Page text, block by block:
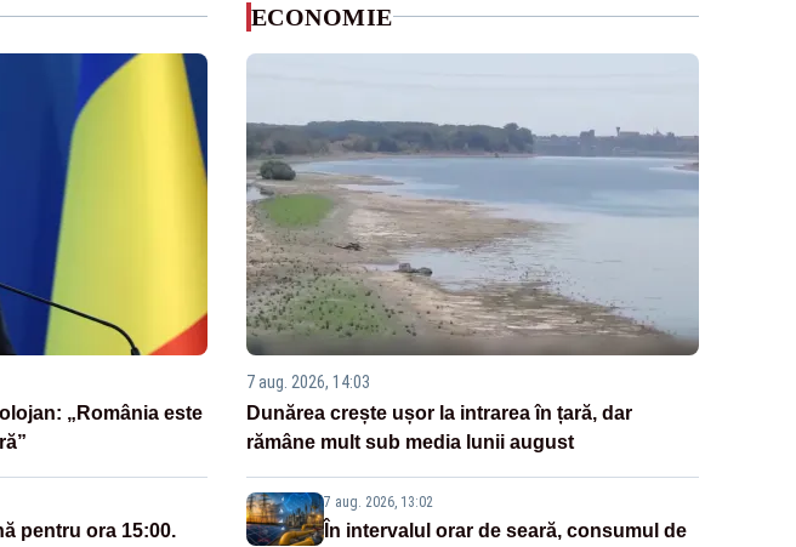
„România este
pentru ora 15:00.
ECONOMIE
7 aug. 2026, 14:03
Dunărea crește ușor la intrarea în țară, dar
rămâne mult sub media lunii august
7 aug. 2026, 13:02
În intervalul orar de seară, consumul de